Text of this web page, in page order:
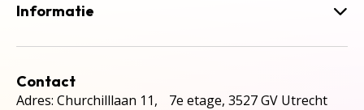
Informatie
Contact
Adres: Churchilllaan 11, 7e etage, 3527 GV Utrecht